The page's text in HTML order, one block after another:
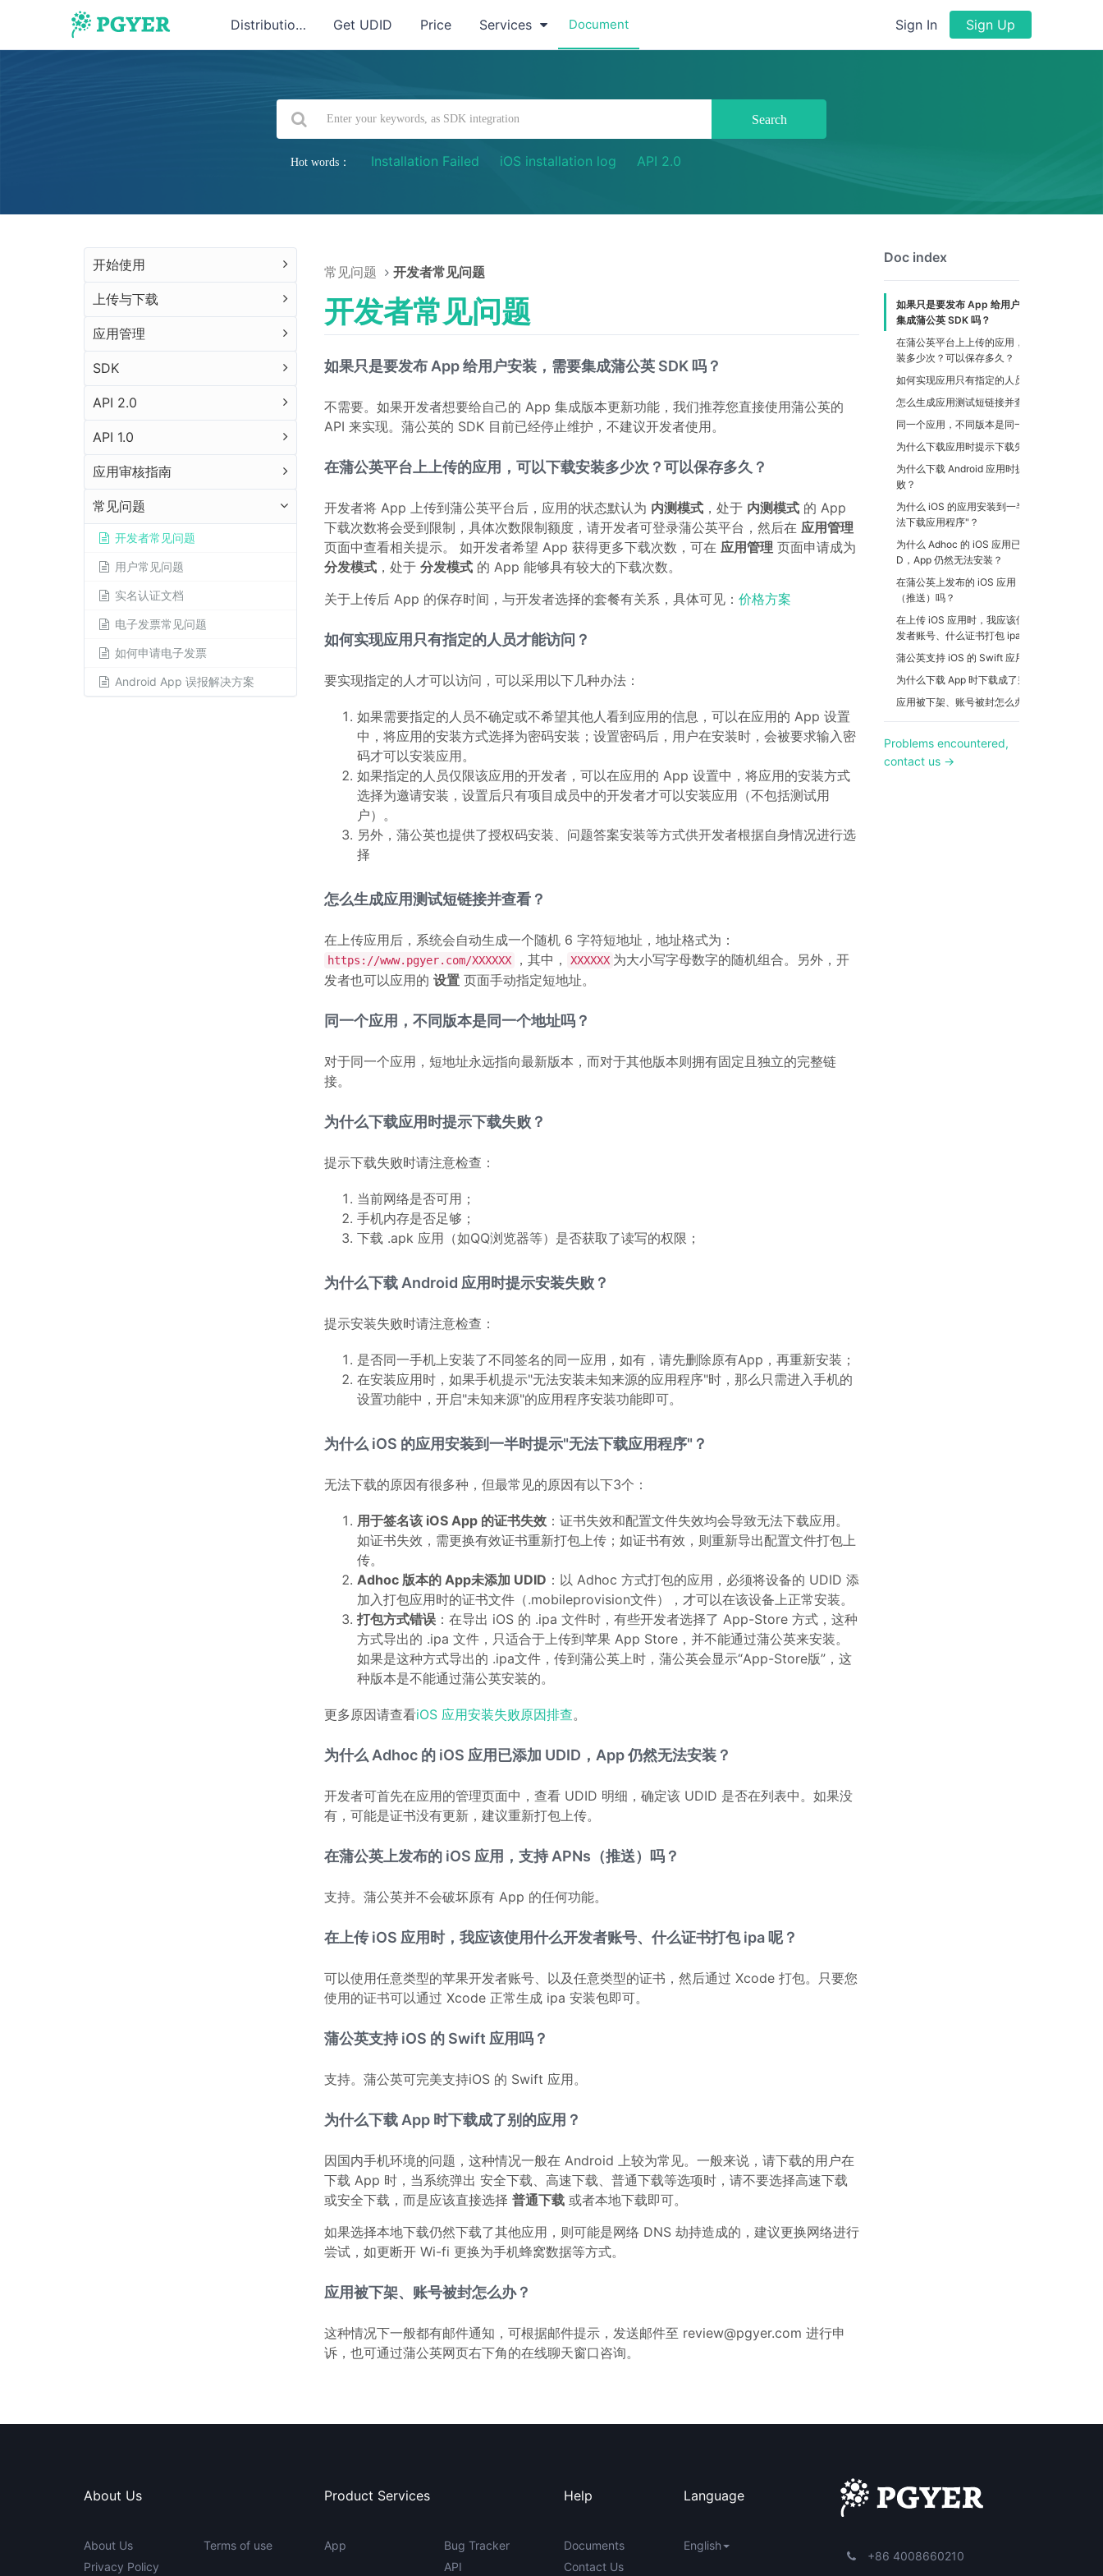
Distribution Get UDID Price Services Document Sign In Sign Up
Search
Hot words： Installation Failed iOS installation log API 2.0
开始使用
上传与下载
应用管理
SDK
API 2.0
API 1.0
应用审核指南
常见问题
开发者常见问题
用户常见问题
实名认证文档
电子发票常见问题
如何申请电子发票
Android App 误报解决方案
常见问题 开发者常见问题
开发者常见问题
如果只是要发布 App 给用户安装，需要集成蒲公英 SDK 吗？
不需要。如果开发者想要给自己的 App 集成版本更新功能，我们推荐您直接使用蒲公英的
API 来实现。蒲公英的 SDK 目前已经停止维护，不建议开发者使用。
在蒲公英平台上上传的应用，可以下载安装多少次？可以保存多久？
开发者将 App 上传到蒲公英平台后，应用的状态默认为 内测模式，处于 内测模式的 App
下载次数将会受到限制，具体次数限制额度，请开发者可登录蒲公英平台，然后在 应用管理
页面中查看相关提示。 如开发者希望 App 获得更多下载次数，可在 应用管理 页面申请成为
分发模式，处于 分发模式的 App 能够具有较大的下载次数。
关于上传后 App 的保存时间，与开发者选择的套餐有关系，具体可见： 价格方案
如何实现应用只有指定的人员才能访问？
要实现指定的人才可以访问，可以采用以下几种办法：
如果需要指定的人员不确定或不希望其他人看到应用的信息，可以在应用的 App 设置
中，将应用的安装方式选择为密码安装；设置密码后，用户在安装时，会被要求输入密
码才可以安装应用。
如果指定的人员仅限该应用的开发者，可以在应用的 App 设置中，将应用的安装方式
选择为邀请安装，设置后只有项目成员中的开发者才可以安装应用（不包括测试用
户）。
另外，蒲公英也提供了授权码安装、问题答案安装等方式供开发者根据自身情况进行选
择
怎么生成应用测试短链接并查看？
在上传应用后，系统会自动生成一个随机 6 字符短地址，地址格式为：
https://www.pgyer.com/XXXXXX ，其中， XXXXXX 为大小写字母数字的随机组合。另外，开
发者也可以应用的 设置页面手动指定短地址。
同一个应用，不同版本是同一个地址吗？
对于同一个应用，短地址永远指向最新版本，而对于其他版本则拥有固定且独立的完整链
接。
为什么下载应用时提示下载失败？
提示下载失败时请注意检查：
当前网络是否可用；
手机内存是否足够；
下载 .apk 应用（如QQ浏览器等）是否获取了读写的权限；
为什么下载 Android 应用时提示安装失败？
提示安装失败时请注意检查：
是否同一手机上安装了不同签名的同一应用，如有，请先删除原有App，再重新安装；
在安装应用时，如果手机提示"无法安装未知来源的应用程序"时，那么只需进入手机的
设置功能中，开启"未知来源"的应用程序安装功能即可。
为什么 iOS 的应用安装到一半时提示"无法下载应用程序"？
无法下载的原因有很多种，但最常见的原因有以下3个：
用于签名该 iOS App 的证书失效：证书失效和配置文件失效均会导致无法下载应用。
如证书失效，需更换有效证书重新打包上传；如证书有效，则重新导出配置文件打包上
传。
Adhoc 版本的 App未添加 UDID ：以 Adhoc 方式打包的应用，必须将设备的 UDID 添
加入打包应用时的证书文件（.mobileprovision文件），才可以在该设备上正常安装。
打包方式错误：在导出 iOS 的 .ipa 文件时，有些开发者选择了 App-Store 方式，这种
方式导出的 .ipa 文件，只适合于上传到苹果 App Store，并不能通过蒲公英来安装。
如果是这种方式导出的 .ipa文件，传到蒲公英上时，蒲公英会显示“App-Store版”，这
种版本是不能通过蒲公英安装的。
更多原因请查看iOS 应用安装失败原因排查。
为什么 Adhoc 的 iOS 应用已添加 UDID，App 仍然无法安装？
开发者可首先在应用的管理页面中，查看 UDID 明细，确定该 UDID 是否在列表中。如果没
有，可能是证书没有更新，建议重新打包上传。
在蒲公英上发布的 iOS 应用，支持 APNs（推送）吗？
支持。蒲公英并不会破坏原有 App 的任何功能。
在上传 iOS 应用时，我应该使用什么开发者账号、什么证书打包 ipa 呢？
可以使用任意类型的苹果开发者账号、以及任意类型的证书，然后通过 Xcode 打包。只要您
使用的证书可以通过 Xcode 正常生成 ipa 安装包即可。
蒲公英支持 iOS 的 Swift 应用吗？
支持。蒲公英可完美支持iOS 的 Swift 应用。
为什么下载 App 时下载成了别的应用？
因国内手机环境的问题，这种情况一般在 Android 上较为常见。一般来说，请下载的用户在
下载 App 时，当系统弹出 安全下载、高速下载、普通下载等选项时，请不要选择高速下载
或安全下载，而是应该直接选择 普通下载或者本地下载即可。
如果选择本地下载仍然下载了其他应用，则可能是网络 DNS 劫持造成的，建议更换网络进行
尝试，如更断开 Wi-fi 更换为手机蜂窝数据等方式。
应用被下架、账号被封怎么办？
这种情况下一般都有邮件通知，可根据邮件提示，发送邮件至 review@pgyer.com 进行申
诉，也可通过蒲公英网页右下角的在线聊天窗口咨询。
Doc index
如果只是要发布 App 给用户安装，需要
集成蒲公英 SDK 吗？
在蒲公英平台上上传的应用，可以下载安
装多少次？可以保存多久？
如何实现应用只有指定的人员才能访问？
怎么生成应用测试短链接并查看？
同一个应用，不同版本是同一个地址吗？
为什么下载应用时提示下载失败？
为什么下载 Android 应用时提示安装失
败？
为什么 iOS 的应用安装到一半时提示"无
法下载应用程序"？
为什么 Adhoc 的 iOS 应用已添加 UDI
D，App 仍然无法安装？
在蒲公英上发布的 iOS 应用，支持 APNs
（推送）吗？
在上传 iOS 应用时，我应该使用什么开
发者账号、什么证书打包 ipa 呢？
蒲公英支持 iOS 的 Swift 应用吗？
为什么下载 App 时下载成了别的应用？
应用被下架、账号被封怎么办？
Problems encountered,
contact us →
About Us
About Us
Privacy Policy
Terms of use
Product Services
App
Bug Tracker
API
Help
Documents
Contact Us
Language
English
+86 4008660210